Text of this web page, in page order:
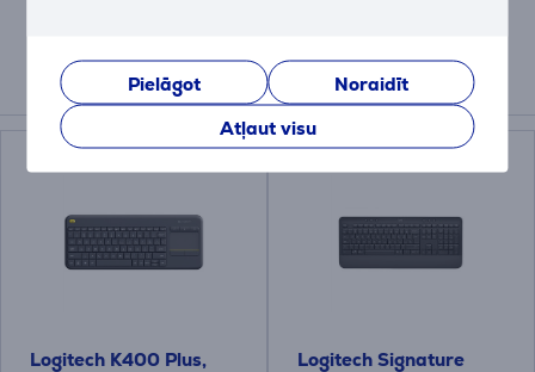
Pielāgot
Noraidīt
Atļaut visu
Saistītās preces
Logitech K400 Plus,
Logitech Signature